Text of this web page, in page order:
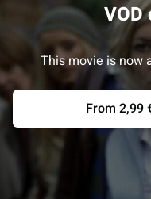
This movie is now
From 2,99